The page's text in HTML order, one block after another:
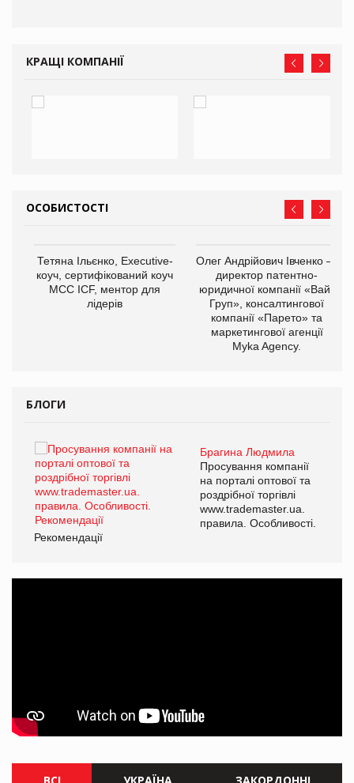
КРАЩІ КОМПАНІЇ
ОСОБИСТОСТІ
Тетяна Ільєнко, Executive-
коуч, сертифікований коуч
МСС ICF, ментор для
лідерів
Олег Андрійович Івченко —
директор патентно-
юридичної компанії «Вайз
Груп», консалтингової
компанії «Парето» та
маркетингової агенції
Myka Agency.
БЛОГИ
Брагина Людмила
Просування компанії
на порталі оптової та
роздрібної торгівлі
www.trademaster.ua.
правила. Особливості.
Рекомендації
ВСІ УКРАЇНА ЗАКОРДОННІ